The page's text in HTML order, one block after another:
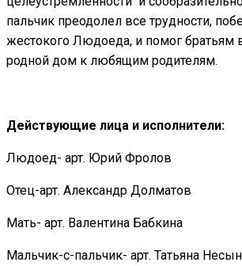
пальчик преодолел все трудности,
жестокого Людоеда, и помог братьям
родной дом к любящим родителям.
Действующие лица и исполнители:
Людоед- арт. Юрий Фролов
Отец-арт. Александр Долматов
Мать- арт. Валентина Бабкина
Мальчик-с-пальчик- арт. Татьяна